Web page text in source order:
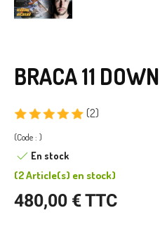
BRACA 11
(2)
(Code : )
En stock
(2 Article(s) en stock)
480,00 € TTC